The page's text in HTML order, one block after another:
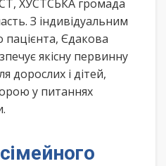
ХУСТСЬКА громада
З індивідуальним
Єдакова
якісну первинну
дорослих і дітей,
у питаннях